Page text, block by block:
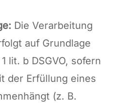
Die Verarbeitung
auf Grundlage
lit. b DSGVO, sofern
der Erfüllung eines
(z. B.